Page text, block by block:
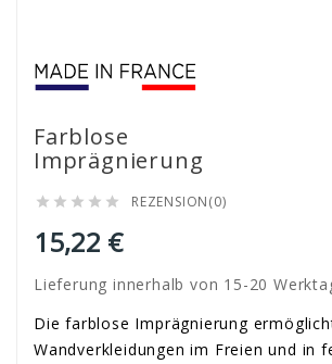
Farblose
Imprägnierung
     REZENSION(0)
15,22 €
Lieferung innerhalb von 15-20
Die farblose Imprägnierung
Wandverkleidungen im Freien und in